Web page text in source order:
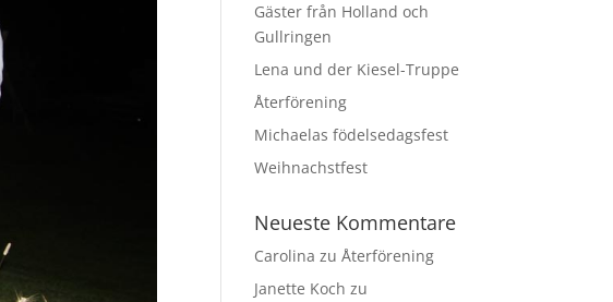
Gäster från Holland och
Gullringen
Lena und der Kiesel-Truppe
Återförening
Michaelas födelsedagsfest
Weihnachstfest
Neueste Kommentare
Carolina zuÅterförening
Janette Koch zu